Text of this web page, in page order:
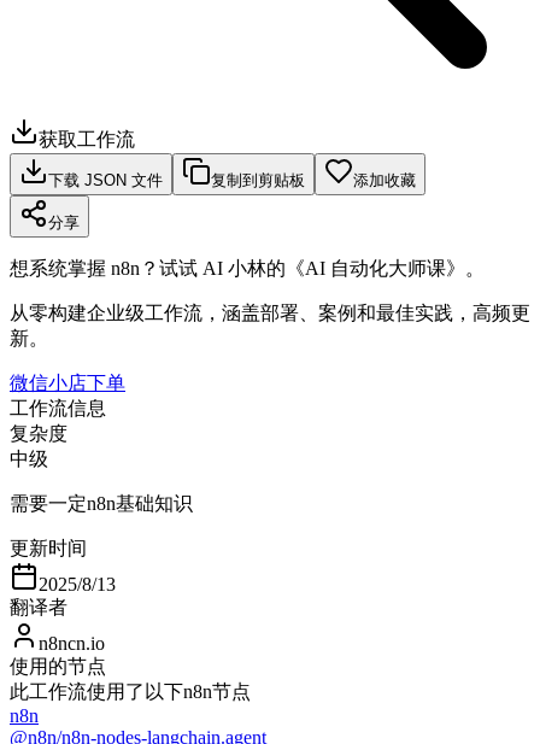
获取工作流
下载 JSON 文件 复制到剪贴板 添加收藏
分享
想系统掌握 n8n？试试 AI 小林的《AI 自动化大师课》。
从零构建企业级工作流，涵盖部署、案例和最佳实践，高频更
新。
微信小店下单
工作流信息
复杂度
中级
需要一定n8n基础知识
更新时间
2025/8/13
翻译者
n8ncn.io
使用的节点
此工作流使用了以下n8n节点
n8n
@n8n/n8n-nodes-langchain.agent